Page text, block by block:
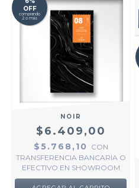
OFF
comprando
2 o más
NOIR
$6.409,00
$5.768,10
CON
TRANSFERENCIA BANCARIA O
EFECTIVO EN SHOWROOM